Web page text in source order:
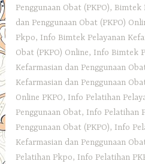
Penggunaan Obat (PKPO), Bimtek
dan Penggunaan Obat (PKPO)
Pkpo, Info Bimtek Pelayanan
Obat (PKPO) Online, Info Bimtek
Kefarmasian dan Penggunaan
Kefarmasian dan Penggunaan
Online PKPO, Info Pelatihan
Penggunaan Obat, Info Pelatihan
Penggunaan Obat (PKPO), Info
Kefarmasian dan Penggunaan
Pelatihan Pkpo, Info Pelatihan